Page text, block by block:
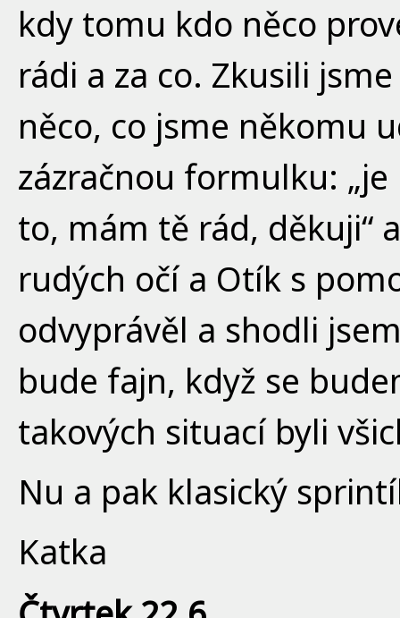
kdy tomu kdo něco
rádi a za co. Zkusili
něco, co jsme někomu
zázračnou formulku:
to, mám tě rád, děkuji“
rudých očí a Otík s
odvyprávěl a shodli
bude fajn, když se
takových situací byli
Nu a pak klasický
Katka